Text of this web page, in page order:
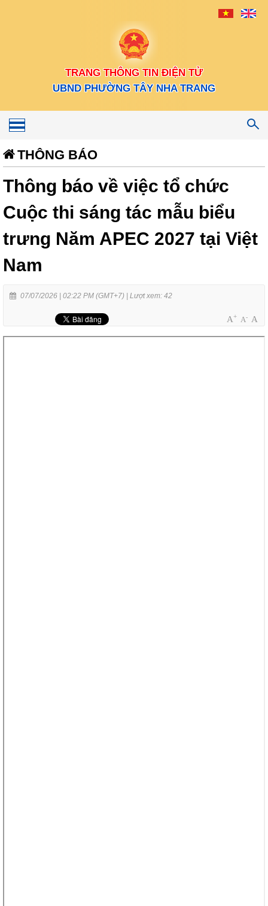
TRANG THÔNG TIN ĐIỆN TỬ
UBND PHƯỜNG TÂY NHA TRANG
Toggle
navigation
THÔNG BÁO
Thông báo về việc tổ chức
Cuộc thi sáng tác mẫu biểu
trưng Năm APEC 2027 tại Việt
Nam
07/07/2026 | 02:22 PM (GMT+7) | Lượt xem: 42
A+ A- A